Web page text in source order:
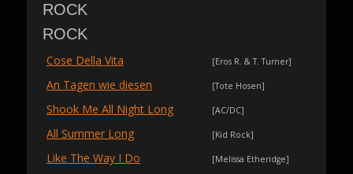
ROCK
ROCK
Cose Della Vita [Eros R. & T. Turner]
An Tagen wie diesen [Tote Hosen]
Shook Me All Night Long [AC/DC]
All Summer Long [Kid Rock]
Like The Way I Do [Melissa Etheridge]